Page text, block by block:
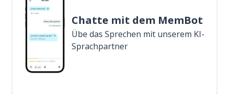
Chatte mit dem MemBot
Übe das Sprechen mit unserem KI-
Sprachpartner